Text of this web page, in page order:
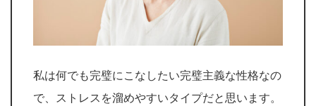
私は何でも完璧にこなしたい完璧主義な性格なの
で、ストレスを溜めやすいタイプだと思います。